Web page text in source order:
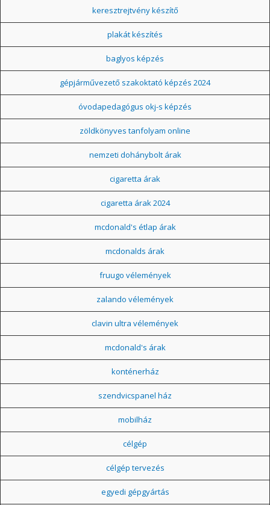
keresztrejtvény készítő
plakát készítés
baglyos képzés
gépjárművezető szakoktató képzés 2024
óvodapedagógus okj-s képzés
zöldkönyves tanfolyam online
nemzeti dohánybolt árak
cigaretta árak
cigaretta árak 2024
mcdonald's étlap árak
mcdonalds árak
fruugo vélemények
zalando vélemények
clavin ultra vélemények
mcdonald's árak
konténerház
szendvicspanel ház
mobilház
célgép
célgép tervezés
egyedi gépgyártás